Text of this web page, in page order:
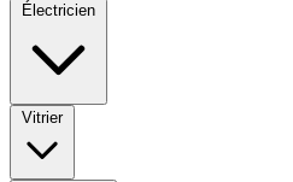
Électricien
Vitrier